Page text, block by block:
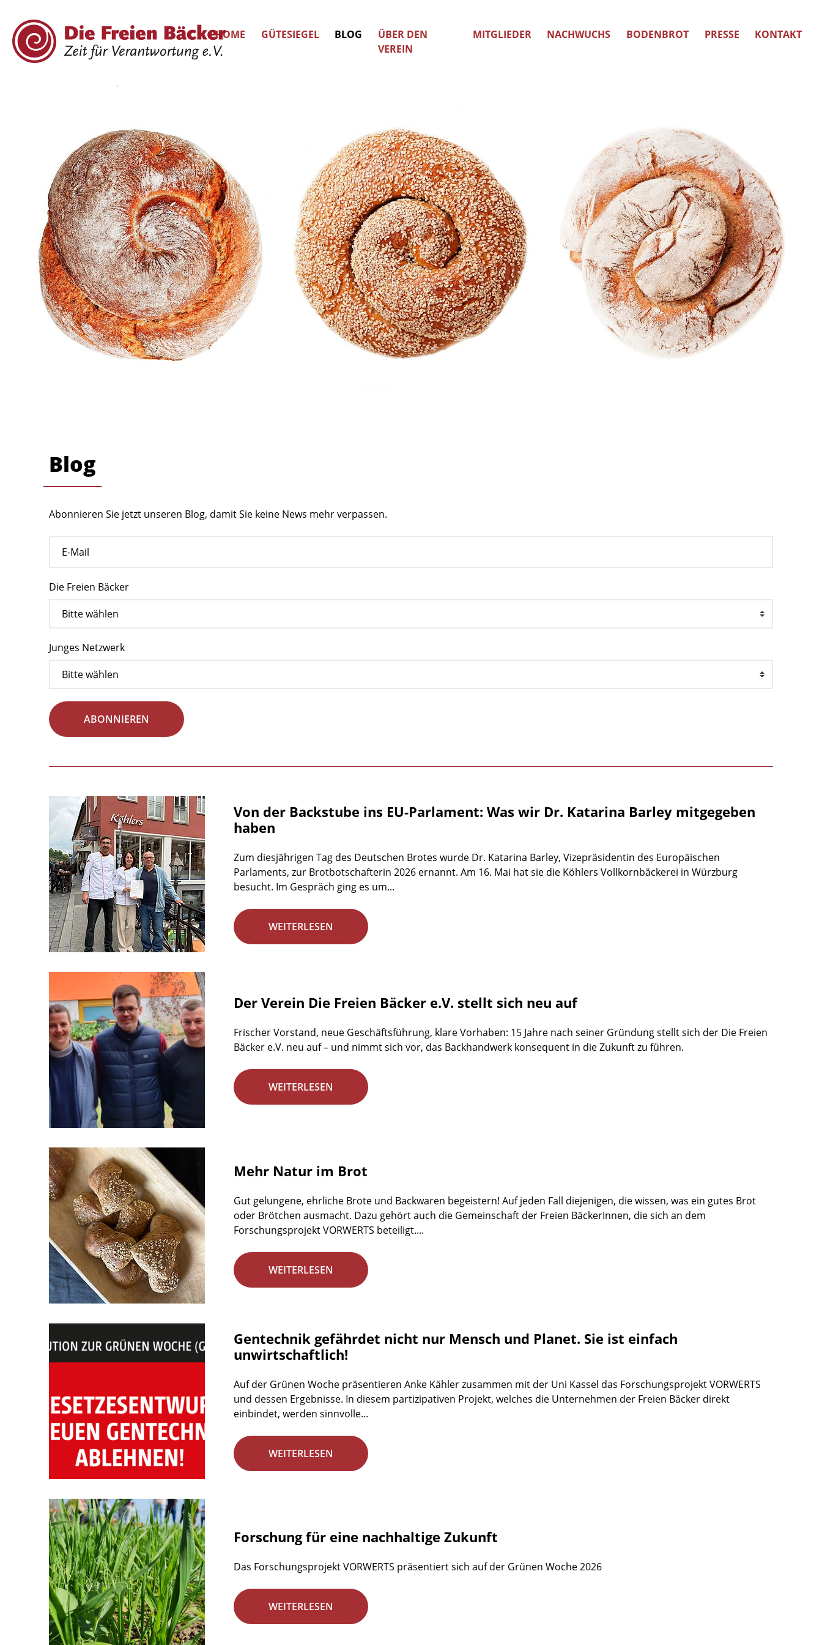
HOME GÜTESIEGEL BLOG
ÜBER DEN
VEREIN
MITGLIEDER NACHWUCHS BODENBROT PRESSE KONTAKT
Blog
Abonnieren Sie jetzt unseren Blog, damit Sie keine News mehr verpassen.
Die Freien Bäcker
Junges Netzwerk
ABONNIEREN
Von der Backstube ins EU-Parlament: Was wir Dr. Katarina Barley mitgegeben
haben
Zum diesjährigen Tag des Deutschen Brotes wurde Dr. Katarina Barley, Vizepräsidentin des Europäischen
Parlaments, zur Brotbotschafterin 2026 ernannt. Am 16. Mai hat sie die Köhlers Vollkornbäckerei in Würzburg
besucht. Im Gespräch ging es um...
WEITERLESEN
Der Verein Die Freien Bäcker e.V. stellt sich neu auf
Frischer Vorstand, neue Geschäftsführung, klare Vorhaben: 15 Jahre nach seiner Gründung stellt sich der Die Freien
Bäcker e.V. neu auf – und nimmt sich vor, das Backhandwerk konsequent in die Zukunft zu führen.
WEITERLESEN
Mehr Natur im Brot
Gut gelungene, ehrliche Brote und Backwaren begeistern! Auf jeden Fall diejenigen, die wissen, was ein gutes Brot
oder Brötchen ausmacht. Dazu gehört auch die Gemeinschaft der Freien BäckerInnen, die sich an dem
Forschungsprojekt VORWERTS beteiligt....
WEITERLESEN
Gentechnik gefährdet nicht nur Mensch und Planet. Sie ist einfach
unwirtschaftlich!
Auf der Grünen Woche präsentieren Anke Kähler zusammen mit der Uni Kassel das Forschungsprojekt VORWERTS
und dessen Ergebnisse. In diesem partizipativen Projekt, welches die Unternehmen der Freien Bäcker direkt
einbindet, werden sinnvolle...
WEITERLESEN
Forschung für eine nachhaltige Zukunft
Das Forschungsprojekt VORWERTS präsentiert sich auf der Grünen Woche 2026
WEITERLESEN